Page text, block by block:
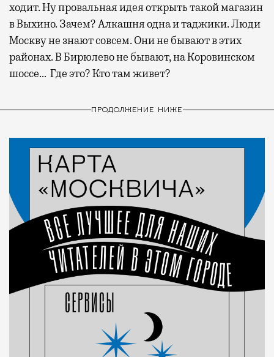
ходит. Ну провальная идея открыть такой магазин
в Выхино. Зачем? Алкашня одна и таджики. Люди
Москву не знают совсем. Они не бывают в этих
районах. В Бирюлево не бывают, на Коровинском
шоссе… Где это? Кто там живет?
ПРОДОЛЖЕНИЕ НИЖЕ